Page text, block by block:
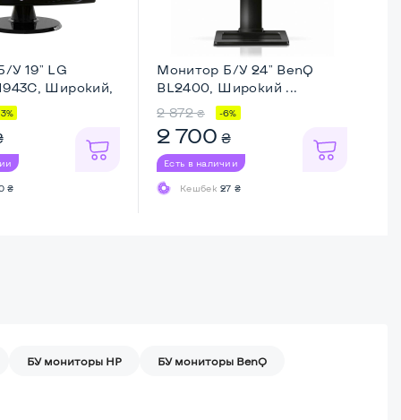
У 19" LG
Широкий,
₴
Монитор Б/У 24" BenQ
BL2400, Широкий ...
2 872 ₴ -6%
2 700 ₴
Есть в наличии
Кешбек27 ₴
БУ мониторы HP БУ мониторы BenQ